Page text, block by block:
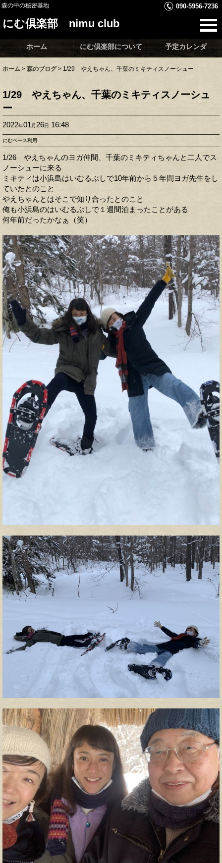
森の中の秘密基地 090-5956-7236
にむ倶楽部 nimu club
ホーム にむ倶楽部について 予定カレンダ
ホーム > 森のブログ > 1/29 やえちゃん、千葉のミキティスノーシュー
1/29 やえちゃん、千葉のミキティスノーシュ
ー
2022年01 月 26日 16:48
にむベース利用
1/26 やえちゃんのヨガ仲間、千葉のミキティちゃんと二人でス
ノーシューに来る
ミキティは小浜島はいむるぶしで10年前から５年間ヨガ先生をし
ていたとのこと
やえちゃんとはそこで知り合ったとのこと
俺も小浜島のはいむるぶしで１週間泊まったことがある
何年前だったかなぁ（笑）